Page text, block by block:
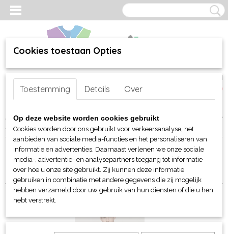
Inloggen Registreren
(0)
Home >webshop>Per merk >Sol's>Voor hem en haar (unisex)
>
Polo's
Sorteer op:
Cookies toestaan Opties
Toestemming Details Over
Op deze website worden cookies gebruikt
Cookies worden door ons gebruikt voor verkeersanalyse, het
aanbieden van sociale media-functies en het personaliseren van
informatie en advertenties. Daarnaast verlenen we onze sociale
media-, advertentie- en analysepartners toegang tot informatie
over hoe u onze site gebruikt. Zij kunnen deze informatie
gebruiken in combinatie met andere gegevens die zij mogelijk
hebben verzameld door uw gebruik van hun diensten of die u hen
hebt verstrekt.